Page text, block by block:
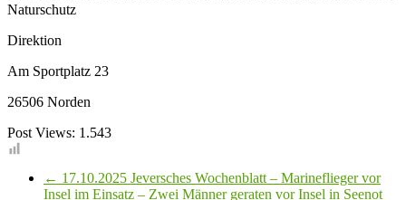
Naturschutz
Direktion
Am Sportplatz 23
26506 Norden
Post Views: 1.543
← 17.10.2025 Jeversches Wochenblatt – Marineflieger vor
Insel im Einsatz – Zwei Männer geraten vor Insel in Seenot